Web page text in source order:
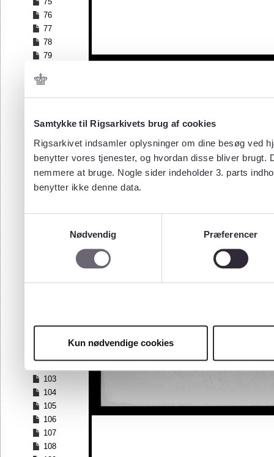
Samtykke til Rigsarkivets brug af cookies
Rigsarkivet indsamler oplysninger om dine besøg ved
benytter vores tjenester, og hvordan disse bliver
nemmere at bruge. Nogle sider indeholder 3. parts
benytter ikke denne data.
Nødvendig
Præferencer
Kun nødvendige cookies
76
77
78
79
81
82
84
86
87
88
89
96
99
103
104
105
106
107
108